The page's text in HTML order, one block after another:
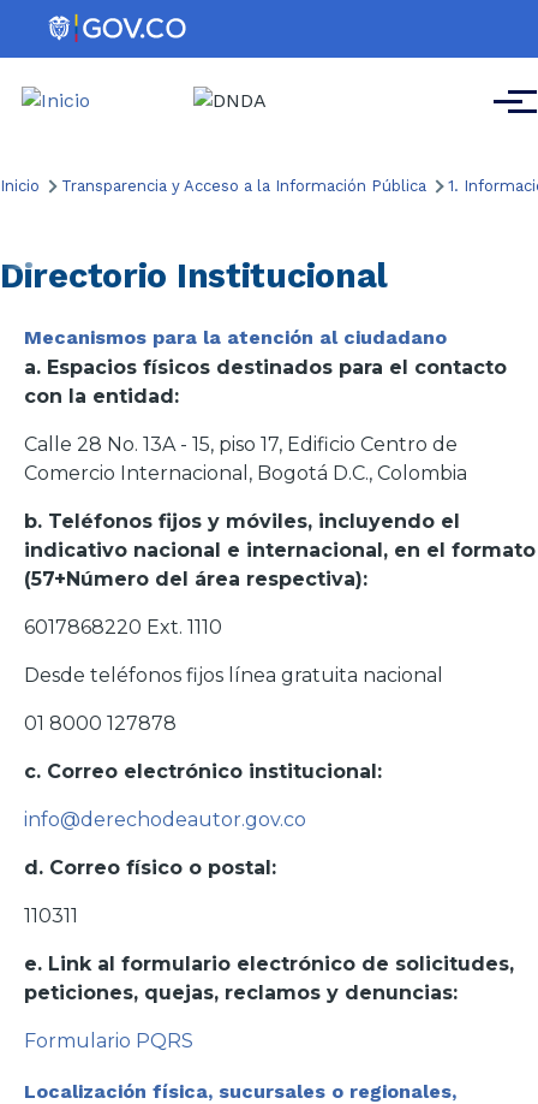
Pasar al contenido principal
Ruta
navegación
Inicio Transparencia y Acceso a la Información Pública 1.
Directorio Institucional
Mecanismos para la atención al ciudadano
a. Espacios físicos destinados para el contacto
con la entidad:
Calle 28 No. 13A - 15, piso 17, Edificio Centro de
Comercio Internacional, Bogotá D.C., Colombia
b. Teléfonos fijos y móviles, incluyendo el
indicativo nacional e internacional, en el formato
(57+Número del área respectiva):
6017868220 Ext. 1110
Desde teléfonos fijos línea gratuita nacional
01 8000 127878
c. Correo electrónico institucional:
info@derechodeautor.gov.co
d. Correo físico o postal:
110311
e. Link al formulario electrónico de solicitudes,
peticiones, quejas, reclamos y denuncias:
Formulario PQRS
Localización física, sucursales o regionales,